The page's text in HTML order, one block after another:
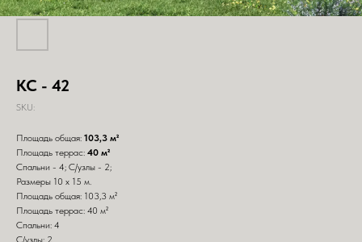
КС - 42
SKU:
Площадь общая: 103,3 м²
Площадь террас: 40 м²
Спальни - 4; С/узлы - 2;
Размеры 10 х 15 м.
Площадь общая: 103,3 м²
Площадь террас: 40 м²
Спальни: 4
С/узлы: 2